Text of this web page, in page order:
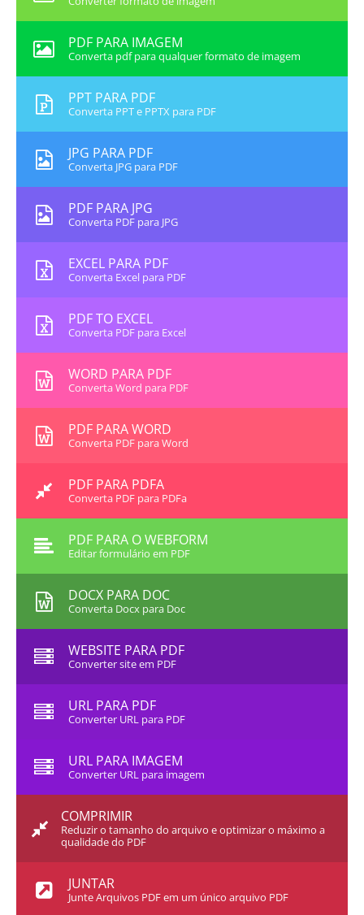
PDF PARA IMAGEM
Converta pdf para qualquer formato de imagem
PPT PARA PDF
Converta PPT e PPTX para PDF
JPG PARA PDF
Converta JPG para PDF
PDF PARA JPG
Converta PDF para JPG
EXCEL PARA PDF
Converta Excel para PDF
PDF TO EXCEL
Converta PDF para Excel
WORD PARA PDF
Converta Word para PDF
PDF PARA WORD
Converta PDF para Word
PDF PARA PDFA
Converta PDF para PDFa
PDF PARA O WEBFORM
Editar formulário em PDF
DOCX PARA DOC
Converta Docx para Doc
WEBSITE PARA PDF
Converter site em PDF
URL PARA PDF
Converter URL para PDF
URL PARA IMAGEM
Converter URL para imagem
COMPRIMIR
Reduzir o tamanho do arquivo e optimizar o máximo a
qualidade do PDF
JUNTAR
Junte Arquivos PDF em um único arquivo PDF